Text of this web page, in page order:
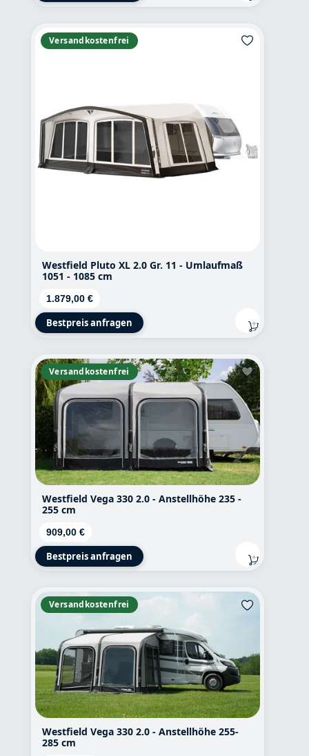
Versandkostenfrei
Westfield Pluto XL 2.0 Gr. 11 - Umlaufmaß
1051 - 1085 cm
Regulärer Preis:
1.879,00 €
Bestpreis anfragen
Versandkostenfrei
Westfield Vega 330 2.0 - Anstellhöhe 235 -
255 cm
Regulärer Preis:
909,00 €
Bestpreis anfragen
Versandkostenfrei
Westfield Vega 330 2.0 - Anstellhöhe 255-
285 cm